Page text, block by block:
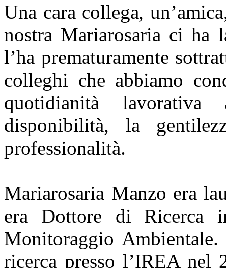
Una cara collega,
nostra Mariarosaria ci ha
l’ha prematuramente
colleghi che abbiamo
quotidianità lavorativa
disponibilità, la
professionalità.
Mariarosaria Manzo era
era Dottore di Ricerca
Monitoraggio
ricerca presso l’IREA nel